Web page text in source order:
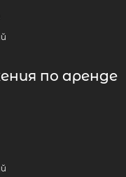
по аренде